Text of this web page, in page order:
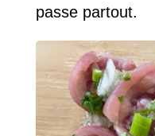
passe partout.